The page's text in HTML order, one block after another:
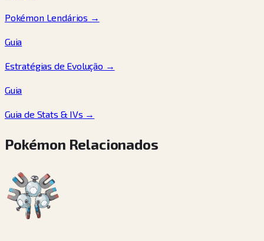
Pokémon Lendários →
Guia
Estratégias de Evolução →
Guia
Guia de Stats & IVs →
Pokémon Relacionados